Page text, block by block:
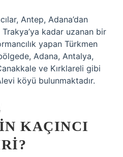
Antep, Adana’dan
Trakya’ya kadar uzanan bir
yapan Türkmen
Adana, Antalya,
ve Kırklareli gibi
köyü bulunmaktadır.
KAÇINCI